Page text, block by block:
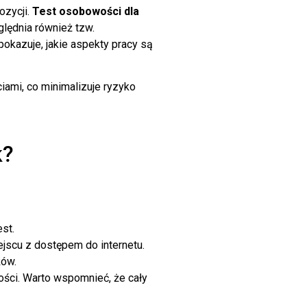
Test osobowości dla
również tzw.
jakie aspekty pracy są
co minimalizuje ryzyko
z dostępem do internetu.
Warto wspomnieć, że cały